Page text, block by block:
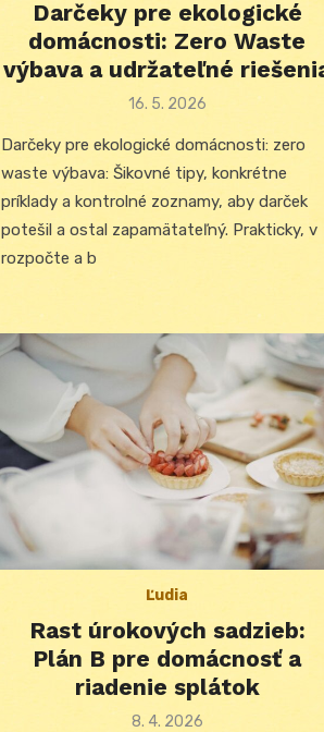
Darčeky pre ekologické
domácnosti: Zero Waste
výbava a udržateľné
Posted
16. 5. 2026
Darčeky pre ekologické domácnosti: zero
waste výbava: Šikovné tipy, konkrétne
príklady a kontrolné zoznamy, aby darček
potešil a ostal zapamätateľný. Prakticky, v
rozpočte a b
Ľudia
Rast úrokových sadzieb:
Plán B pre domácnosť a
riadenie splátok
Posted
8. 4. 2026